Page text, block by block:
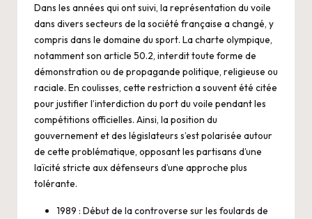
Dans les années qui ont suivi, la représentation du voile
dans divers secteurs de la société française a changé, y
compris dans le domaine du sport. La charte olympique,
notamment son article 50.2, interdit toute forme de
démonstration ou de propagande politique, religieuse ou
raciale. En coulisses, cette restriction a souvent été citée
pour justifier l’interdiction du port du voile pendant les
compétitions officielles. Ainsi, la position du
gouvernement et des législateurs s’est polarisée autour
de cette problématique, opposant les partisans d’une
laïcité stricte aux défenseurs d’une approche plus
tolérante.
1989 : Début de la controverse sur les foulards de